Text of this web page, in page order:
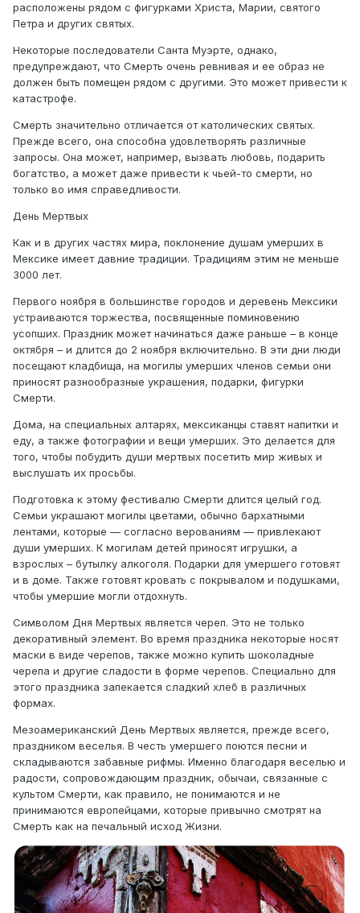
расположены рядом с фигурками Христа, Марии, святого
Петра и других святых.
Некоторые последователи Санта Муэрте, однако,
предупреждают, что Смерть очень ревнивая и ее образ не
должен быть помещен рядом с другими. Это может привести к
катастрофе.
Смерть значительно отличается от католических святых.
Прежде всего, она способна удовлетворять различные
запросы. Она может, например, вызвать любовь, подарить
богатство, а может даже привести к чьей-то смерти, но
только во имя справедливости.
День Мертвых
Как и в других частях мира, поклонение душам умерших в
Мексике имеет давние традиции. Традициям этим не меньше
3000 лет.
Первого ноября в большинстве городов и деревень Мексики
устраиваются торжества, посвященные поминовению
усопших. Праздник может начинаться даже раньше – в конце
октября – и длится до 2 ноября включительно. В эти дни люди
посещают кладбища, на могилы умерших членов семьи они
приносят разнообразные украшения, подарки, фигурки
Смерти.
Дома, на специальных алтарях, мексиканцы ставят напитки и
еду, а также фотографии и вещи умерших. Это делается для
того, чтобы побудить души мертвых посетить мир живых и
выслушать их просьбы.
Подготовка к этому фестивалю Смерти длится целый год.
Семьи украшают могилы цветами, обычно бархатными
лентами, которые — согласно верованиям — привлекают
души умерших. К могилам детей приносят игрушки, а
взрослых – бутылку алкоголя. Подарки для умершего готовят
и в доме. Также готовят кровать с покрывалом и подушками,
чтобы умершие могли отдохнуть.
Символом Дня Мертвых является череп. Это не только
декоративный элемент. Во время праздника некоторые носят
маски в виде черепов, также можно купить шоколадные
черепа и другие сладости в форме черепов. Специально для
этого праздника запекается сладкий хлеб в различных
формах.
Мезоамериканский День Мертвых является, прежде всего,
праздником веселья. В честь умершего поются песни и
складываются забавные рифмы. Именно благодаря веселью и
радости, сопровождающим праздник, обычаи, связанные с
культом Смерти, как правило, не понимаются и не
принимаются европейцами, которые привычно смотрят на
Смерть как на печальный исход Жизни.